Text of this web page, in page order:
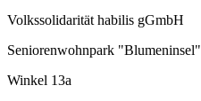
Volkssolidarität habilis gGmbH
Seniorenwohnpark "Blumeninsel"
Winkel 13a